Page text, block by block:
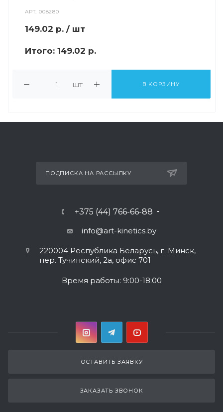
АРТ.008280
149.02 р. / шт
Итого: 149.02 р.
шт В КОРЗИНУ
ПОДПИСКА НА РАССЫЛКУ
+375 (44) 766-66-88
info@art-kinetics.by
220004 Республика Беларусь, г. Минск,
пер. Тучинский, 2а, офис 701
Время работы: 9:00-18:00
ОСТАВИТЬ ЗАЯВКУ
ЗАКАЗАТЬ ЗВОНОК